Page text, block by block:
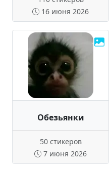
16 июня 2026
Обезьянки
50 стикеров
7 июня 2026